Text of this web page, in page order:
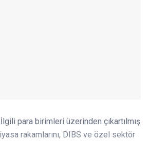
para birimleri üzerinden çıkartılmış
rakamlarını, DIBS ve özel sektör